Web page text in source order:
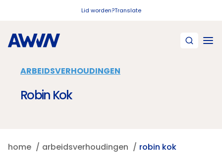
Lid worden?Translate
ARBEIDSVERHOUDINGEN
Robin Kok
home arbeidsverhoudingen robin kok